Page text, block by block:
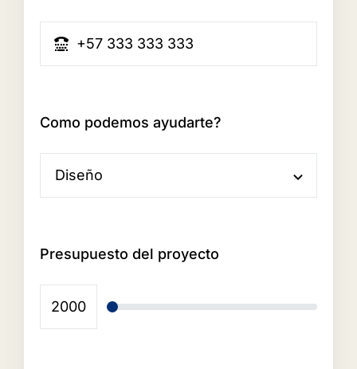
Como podemos ayudarte?
Presupuesto del proyecto